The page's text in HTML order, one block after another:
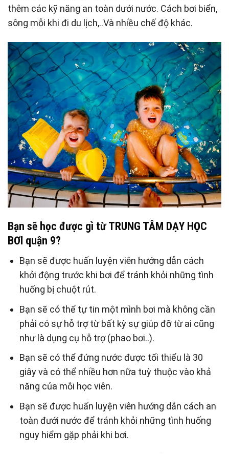
thêm các kỹ năng an toàn dưới nước. Cách bơi biển,
sông mỗi khi đi du lịch,..Và nhiều chế độ khác.
Bạn sẽ học được gì từTRUNG TÂM DẠY HỌC
BƠI quận 9?
Bạn sẽ được huấn luyện viên hướng dẫn cách
khởi động trước khi bơi để tránh khỏi những tình
huống bị chuột rút.
Bạn sẽ có thể tự tin một mình bơi mà không cần
phải có sự hỗ trợ từ bất kỳ sự giúp đỡ từ ai cũng
như là dụng cụ hỗ trợ (phao bơi..).
Bạn sẽ có thể đứng nước được tối thiểu là 30
giây và có thể nhiều hơn nữa tuỳ thuộc vào khả
năng của mỗi học viên.
Bạn sẽ được huấn luyện viên hướng dẫn cách an
toàn đưới nước để tránh khỏi những tình huống
nguy hiểm gặp phải khi bơi.